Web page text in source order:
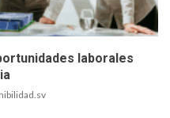
laborales